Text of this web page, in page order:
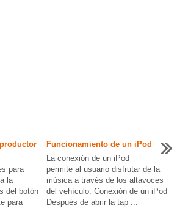
para
la
del botón
para
Funcionamiento de un iPod
La conexión de un iPod
permite al usuario disfrutar de la
música a través de los altavoces
del vehículo. Conexión de un iPod
Después de abrir la tap ...